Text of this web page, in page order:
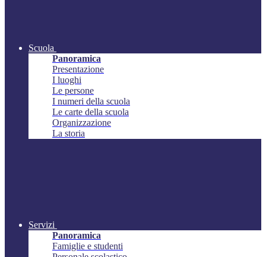
Scuola
Panoramica
Presentazione
I luoghi
Le persone
I numeri della scuola
Le carte della scuola
Organizzazione
La storia
Servizi
Panoramica
Famiglie e studenti